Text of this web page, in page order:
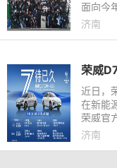
面向今
续两届
济南
近日，
在新能
荣威官
金融礼
济南